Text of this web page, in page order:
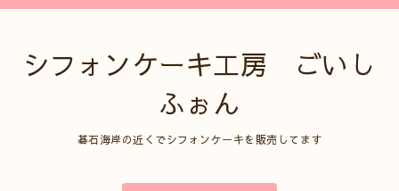
シフォンケーキ工房 ごいし
ふぉん
碁石海岸の近くでシフォンケーキを販売してます